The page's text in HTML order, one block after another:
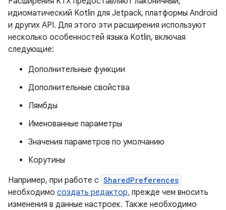
идиоматический Kotlin для Jetpack, платформы Android
и других API. Для этого эти расширения используют
несколько особенностей языка Kotlin, включая
следующие:
Дополнительные функции
Дополнительные свойства
Лямбды
Именованные параметры
Значения параметров по умолчанию
Корутины
Например, при работе с SharedPreferences
необходимо создать редактор, прежде чем вносить
изменения в данные настроек. Также необходимо